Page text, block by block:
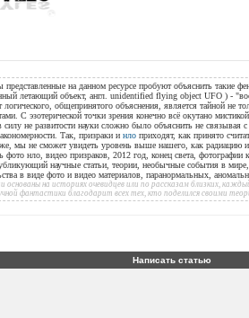
представленные на данном ресурсе пробуют объяснить такие
летающий объект, англ. unidentified flying object UFO ) -
логического, общепринятого объяснения, является тайной не
С эзотерической точки зрения конечно всё окутано
силу не развитости науки сложно было объяснить не
Так, призраки инло приходят, как принято
мы не сможет увидеть уровень выше нашего, как радиацию и
фото нло, видео призраков, 2012 год, конец света, фотографии
научные статьи, теории, необычные события в
в виде фото и видео материалов, паранормальных,
основаны на историях очевидцев или по рассказам близких,
фантастики благодарит всех тех, кто поделился своими
Написать статью